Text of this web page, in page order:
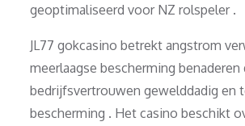
geoptimaliseerd voor NZ rolspeler .
JL77 gokcasino betrekt angstrom
meerlaagse bescherming benaderen
bedrijfsvertrouwen gewelddadig en
bescherming . Het casino beschikt